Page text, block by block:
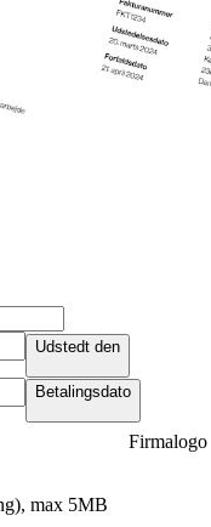
Udstedt den
Betalingsdato
Firmalogo
max 5MB